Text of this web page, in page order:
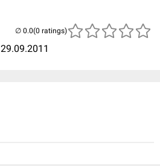
29.09.2011
(0 ratings)